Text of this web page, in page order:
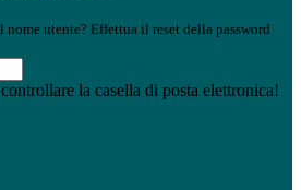
nome utente? Effettua il reset della password
la casella di posta elettronica!